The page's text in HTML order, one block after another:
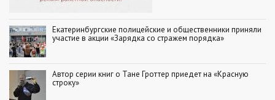
Екатеринбургские полицейские и общественники приняли
участие в акции «Зарядка со стражем порядка»
Автор серии книг о Тане Гроттер приедет на «Красную
строку»